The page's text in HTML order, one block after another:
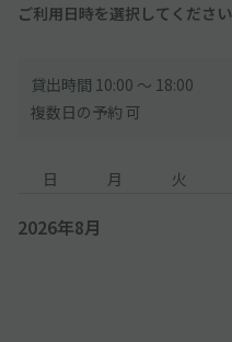
ご利用日時を選択してください
貸出時間 10:00 〜 18:00
複数日の予約 可
日 月 火
2026年8月